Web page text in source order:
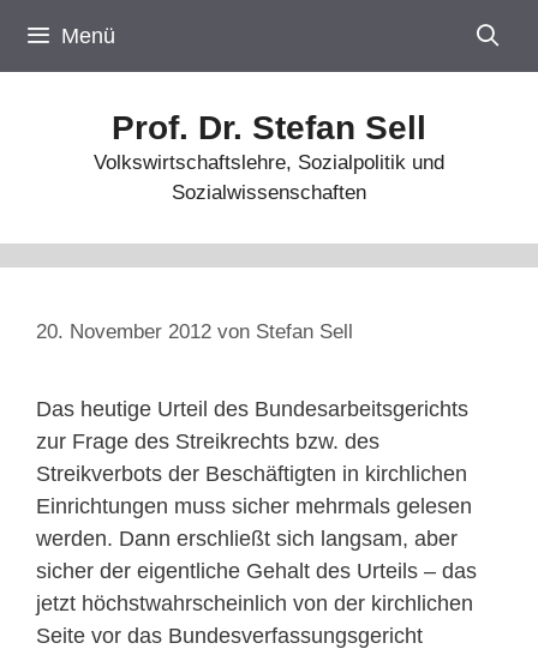
Inhalt
springen
Menü
Prof. Dr. Stefan Sell
Volkswirtschaftslehre, Sozialpolitik und
Sozialwissenschaften
20. November 2012 von Stefan Sell
Das heutige Urteil des Bundesarbeitsgerichts
zur Frage des Streikrechts bzw. des
Streikverbots der Beschäftigten in kirchlichen
Einrichtungen muss sicher mehrmals gelesen
werden. Dann erschließt sich langsam, aber
sicher der eigentliche Gehalt des Urteils – das
jetzt höchstwahrscheinlich von der kirchlichen
Seite vor das Bundesverfassungsgericht